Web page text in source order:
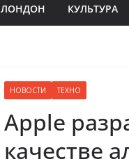
ЛОНДОН КУЛЬТУРА
НОВОСТИ ТЕХНО
Apple
качестве